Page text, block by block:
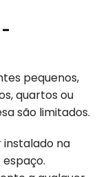
-
pequenos,
quartos ou
são limitados.
instalado na